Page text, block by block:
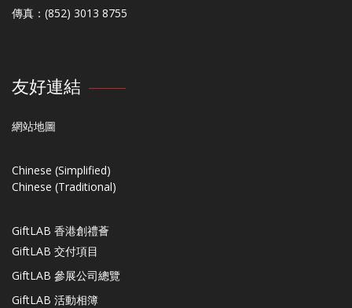
傳真：(852) 3013 8755
友好連結
網站地圖
Chinese (Simplified)
Chinese (Traditional)
GiftLAB 香港創禮薈
GiftLAB 交付項目
GiftLAB 參展公司總覽
GiftLAB 活動相簿